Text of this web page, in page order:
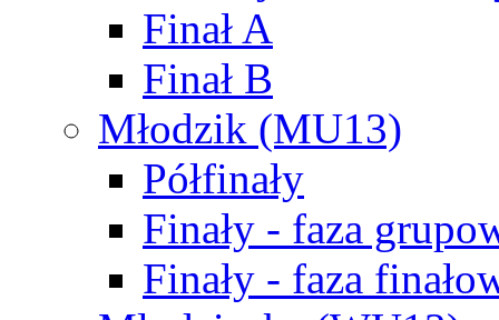
Finał A
Finał B
Młodzik (MU13)
Półfinały
Finały - faza
Finały - faza